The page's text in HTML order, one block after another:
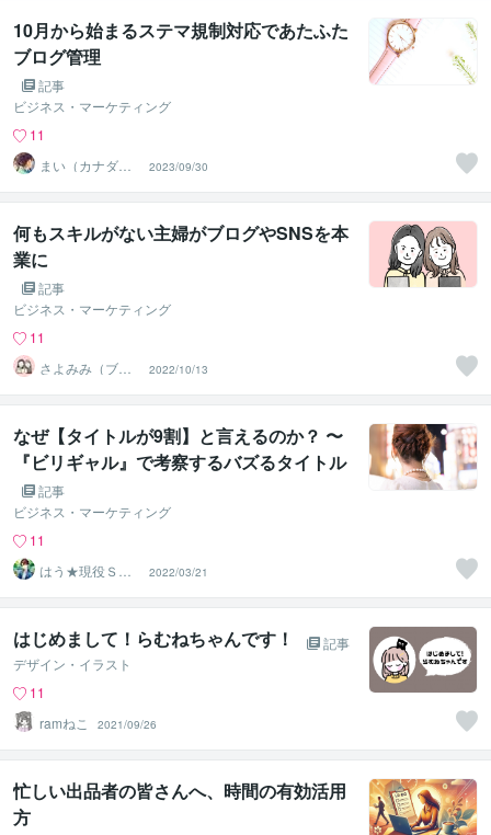
10月から始まるステマ規制対応であたふた
ブログ管理
記事
ビジネス・マーケティング
11
まい（カナダ在
住）
2023/09/30
何もスキルがない主婦がブログやSNSを本
業に
記事
ビジネス・マーケティング
11
さよみみ（ブロ
グの学校～さよ
みみ部屋）
2022/10/13
なぜ【タイトルが9割】と言えるのか？ 〜
『ビリギャル』で考察するバズるタイトル
5つのコツ〜
記事
ビジネス・マーケティング
11
はう★現役Ｓ
Ｅ・電子書籍の
表紙デザイナー
2022/03/21
はじめまして！らむねちゃんです！
記事
デザイン・イラスト
11
ramねこ
2021/09/26
忙しい出品者の皆さんへ、時間の有効活用
方